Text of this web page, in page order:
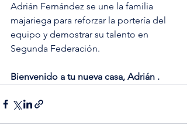
Adrián Fernández se une la familia
majariega para reforzar la portería del
equipo y demostrar su talento en
Segunda Federación.
Bienvenido a tu nueva casa, Adrián .